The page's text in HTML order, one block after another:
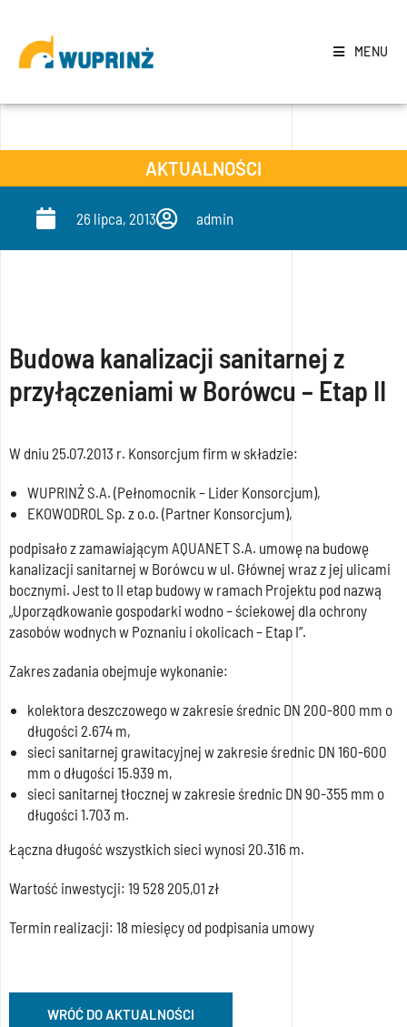
MENU
AKTUALNOŚCI
26 lipca, 2013 admin
Budowa kanalizacji sanitarnej z
przyłączeniami w Borówcu – Etap II
W dniu 25.07.2013 r. Konsorcjum firm w składzie:
WUPRINŻ S.A. (Pełnomocnik – Lider Konsorcjum),
EKOWODROL Sp. z o.o. (Partner Konsorcjum),
podpisało z zamawiającym AQUANET S.A. umowę na budowę
kanalizacji sanitarnej w Borówcu w ul. Głównej wraz z jej ulicami
bocznymi. Jest to II etap budowy w ramach Projektu pod nazwą
„Uporządkowanie gospodarki wodno – ściekowej dla ochrony
zasobów wodnych w Poznaniu i okolicach – Etap I”.
Zakres zadania obejmuje wykonanie:
kolektora deszczowego w zakresie średnic DN 200-800 mm o
długości 2.674 m,
sieci sanitarnej grawitacyjnej w zakresie średnic DN 160-600
mm o długości 15.939 m,
sieci sanitarnej tłocznej w zakresie średnic DN 90-355 mm o
długości 1.703 m.
Łączna długość wszystkich sieci wynosi 20.316 m.
Wartość inwestycji: 19 528 205,01 zł
Termin realizacji: 18 miesięcy od podpisania umowy
WRÓĆ DO AKTUALNOŚCI